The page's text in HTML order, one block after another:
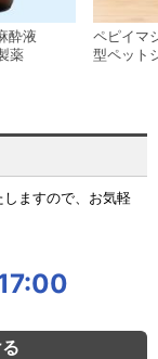
酔液
薬
ペピイマ
型ペット
ますので、お気軽